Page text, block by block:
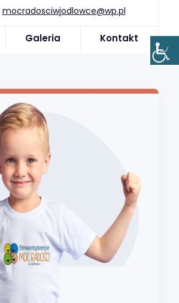
mocradosciwjodlowce@wp.pl
Galeria Kontakt